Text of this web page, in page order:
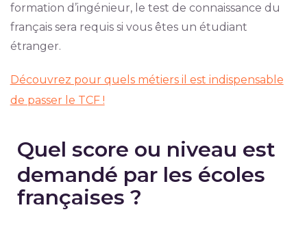
formation d’ingénieur, le test de connaissance du
français sera requis si vous êtes un étudiant
étranger.
Découvrez pour quels métiers il est indispensable
de passer le TCF !
Quel score ou niveau est
demandé par les écoles
françaises ?